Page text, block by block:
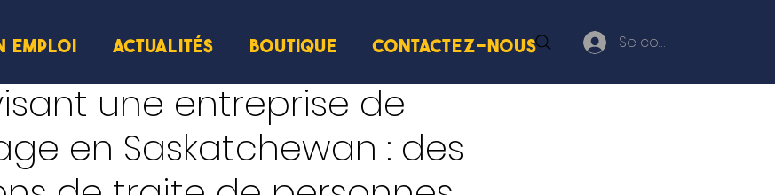
Se connecter
EMPLOI ACTUALITÉS BOUTIQUE Contactez-nous
une entreprise de
en Saskatchewan : des